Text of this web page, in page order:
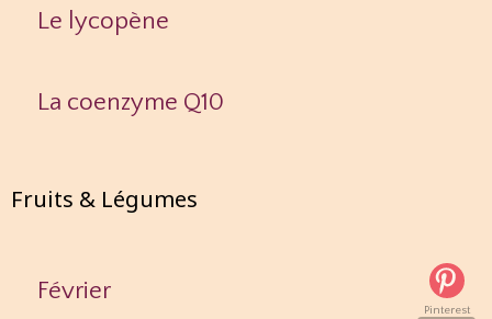
Le lycopène
La coenzyme Q10
Fruits & Légumes
Février
Pinterest